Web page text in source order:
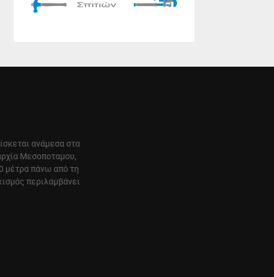
ανάμεσα στα
Μεσοποταμου,
μέτρα πάνω από τη
περιλαμβάνει